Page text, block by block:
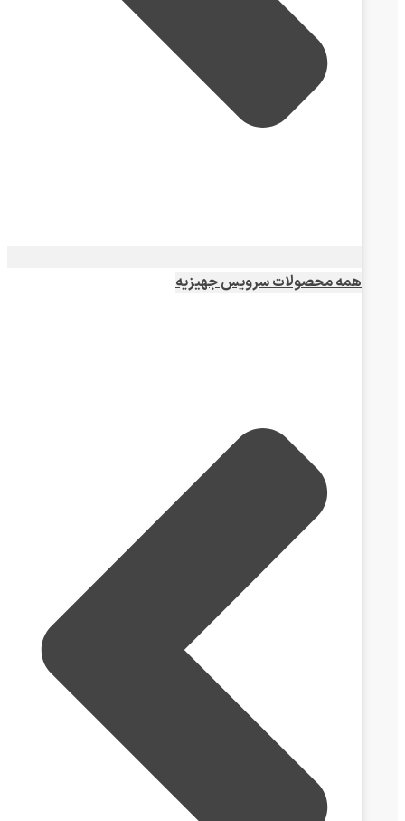
همه محصولات سرویس جهیزیه